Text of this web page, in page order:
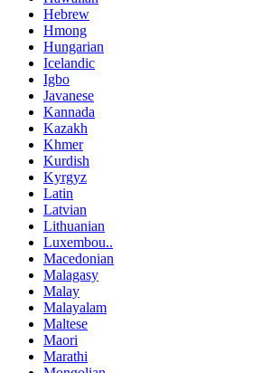
Hebrew
Hmong
Hungarian
Icelandic
Igbo
Javanese
Kannada
Kazakh
Khmer
Kurdish
Kyrgyz
Latin
Latvian
Lithuanian
Luxembou..
Macedonian
Malagasy
Malay
Malayalam
Maltese
Maori
Marathi